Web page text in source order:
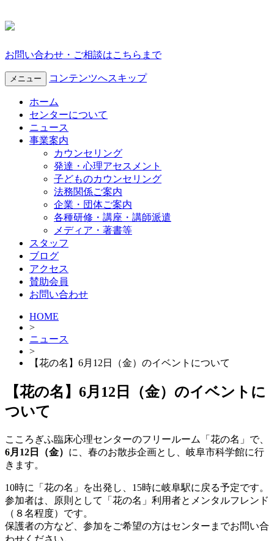
お問い合わせ・ご相談はこちらまで
メニュー コンテンツへスキップ
ホーム
センターについて
ニュース
事業案内
カウンセリング
発達・心理アセスメント
子どものカウンセリング
法務関係ご案内
企業・団体ご案内
各種研修・講座・講師派遣
メディア・著書等
スタッフ
ブログ
アクセス
賛助会員
お問い合わせ
HOME
>
ニュース
>
【花の名】6月12日（金）のイベントについて
【花の名】6月12日（金）のイベントに
ついて
こころぎふ臨床心理センターのフリールーム「花の名」で、
6月12日（金） に、春のお散歩企画とし、岐阜市科学館に行
きます。
10時に「花の名」を出発し、15時に岐阜駅に戻る予定です。
参加者は、原則として「花の名」利用者とメンタルフレンド
（８名程度）です。
保護者の方など、参加をご希望の方はセンターまでお問い合
わせください。